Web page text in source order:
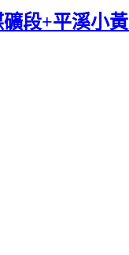
段+平溪小黃